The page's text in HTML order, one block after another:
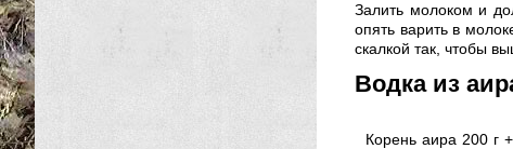
Залить молоком и
опять варить в
скалкой так, чтобы
Водка из
Корень аира 200 г